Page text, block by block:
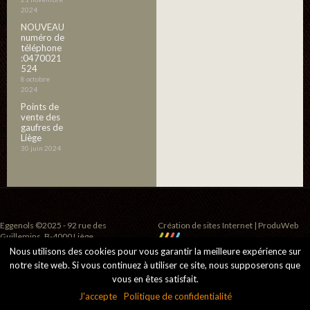
2024
NOUVEAU
numéro de
téléphone
:0470021
524
8 octobre
2024
Points de
vente des
gaufres de
Liège
30 juin 2024
Eggenols ©2025 - 92 rue des
Guillemins, B-4000 Liège
Création de sites Internet | ProduWeb
Nous utilisons des cookies pour vous garantir la meilleure expérience sur
notre site web. Si vous continuez à utiliser ce site, nous supposerons que
vous en êtes satisfait.
J'accepte
Politique de confidentialité